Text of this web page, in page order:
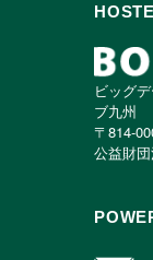
ビッグ
ブ九州
〒814-
公益財